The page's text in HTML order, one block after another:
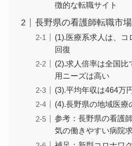
徴的な転職サイト
長野県の看護師転職市
(1).医療系求人は、
回復
(2).求人倍率は全国
用ニーズは高い
(3).平均年収は464万円
(4).長野県の地域医療
参考：長野県の看護
気の働きやすい病院